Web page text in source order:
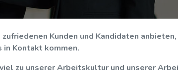
Kunden und Kandidaten
Kontakt kommen.
zu unserer Arbeitskultur und unserer